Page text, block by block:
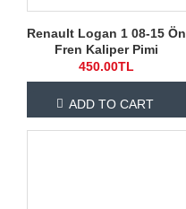
Renault Logan 1 08-15 Ön
Fren Kaliper Pimi
450.00TL
ADD TO CART